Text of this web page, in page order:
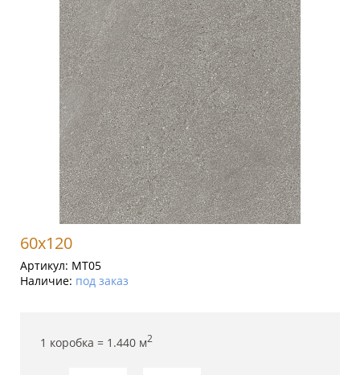
60x120
Артикул: MT05
Наличие: под заказ
1 коробка = 1.440 м2